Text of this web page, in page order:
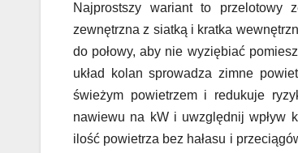
Najprostszy wariant to przelotowy
zewnętrzna z siatką i kratka
do połowy, aby nie wyziębiać
układ kolan sprowadza zimne
świeżym powietrzem i redukuje
nawiewu na kW i uwzględnij wpływ
ilość powietrza bez hałasu i